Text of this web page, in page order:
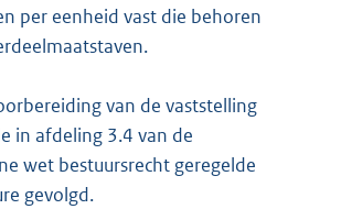
per eenheid vast die behoren
van de vaststelling
in afdeling 3.4 van de
wet bestuursrecht geregelde
gevolgd.